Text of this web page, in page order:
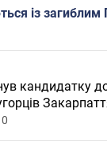
із
кандидатку